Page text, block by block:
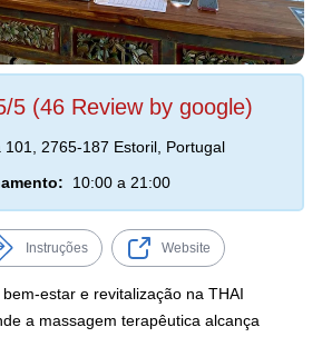
5 (46 Review by google)
101, 2765-187 Estoril, Portugal
10:00 a 21:00
Instruções Website
estar e revitalização na THAI
a massagem terapêutica alcança